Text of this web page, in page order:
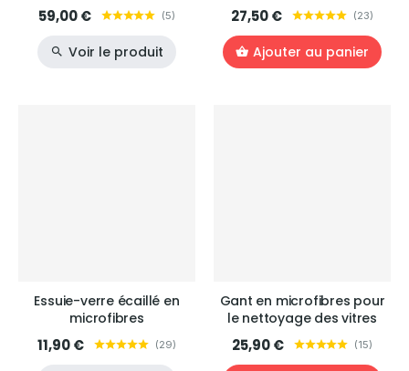
59,00 € (5)
Voir le produit
27,50 € (23)
Ajouter au panier
Essuie-verre écaillé en
microfibres
11,90 € (29)
Gant en microfibres pour
le nettoyage des vitres
25,90 € (15)